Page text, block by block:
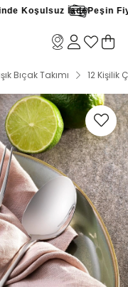
Koşulsuz İadePeşin
Bıçak Takımı 12 Kişilik